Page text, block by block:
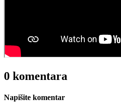
0 komentara
Napišite komentar